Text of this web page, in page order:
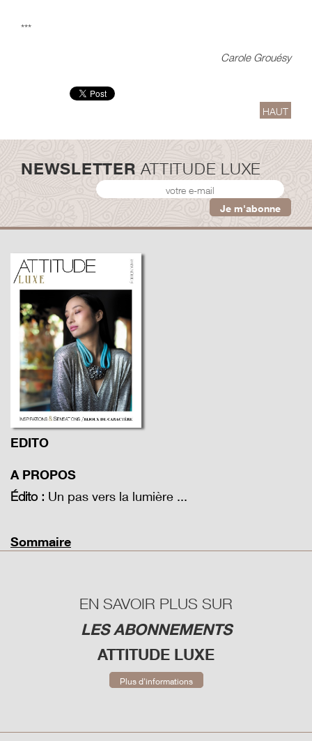
***
Carole Grouésy
HAUT
NEWSLETTER ATTITUDE LUXE
EDITO
A PROPOS
Édito : Un pas vers la lumière ...
Sommaire
EN SAVOIR PLUS SUR
LES ABONNEMENTS
ATTITUDE LUXE
Plus d'informations